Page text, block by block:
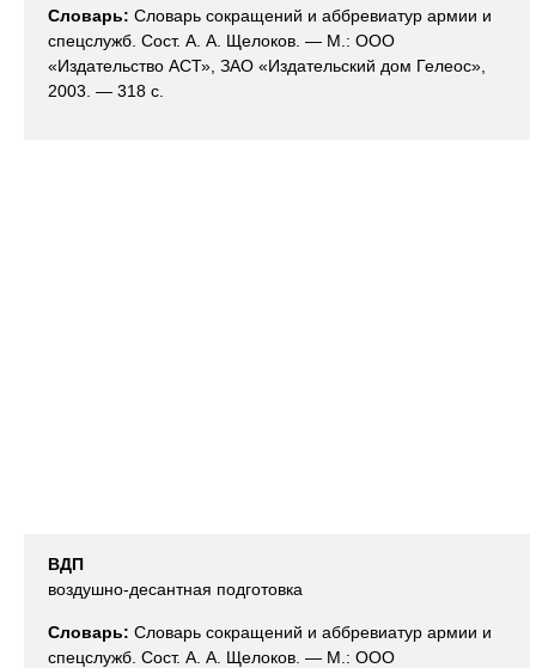
Словарь: Словарь сокращений и аббревиатур армии и
спецслужб. Сост. А. А. Щелоков. — М.: ООО
«Издательство АСТ», ЗАО «Издательский дом Гелеос»,
2003. — 318 с.
ВДП
воздушно-десантная подготовка
Словарь: Словарь сокращений и аббревиатур армии и
спецслужб. Сост. А. А. Щелоков. — М.: ООО